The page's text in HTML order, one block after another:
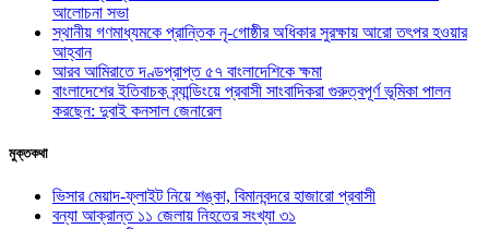
আলোচনা সভা
স্থানীয় গণমাধ্যমকে প্রান্তিক নৃ-গোষ্ঠীর অধিকার সুরক্ষায় আরো তৎপর হওয়ার
আহ্বান
আরব আমিরাতে দণ্ডপ্রাপ্ত ৫৭ বাংলাদেশিকে ক্ষমা
বাংলাদেশের ইতিবাচক ব্র্যান্ডিংয়ে প্রবাসী সাংবাদিকরা গুরুত্বপূর্ণ ভূমিকা পালন
করছেন: দুবাই কনসাল জেনারেল
মুক্তকথা
ভিসার মেয়াদ-ফ্লাইট নিয়ে শঙ্কা, বিমানবন্দরে হাজারো প্রবাসী
বন্যা আক্রান্ত ১১ জেলায় নিহতের সংখ্যা ৩১